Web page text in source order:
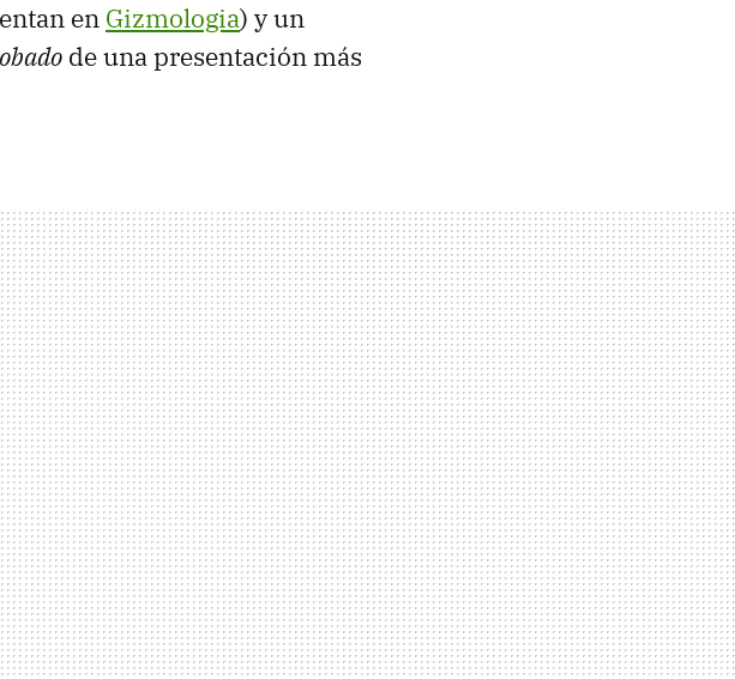
en Gizmologia) y un
de una presentación más